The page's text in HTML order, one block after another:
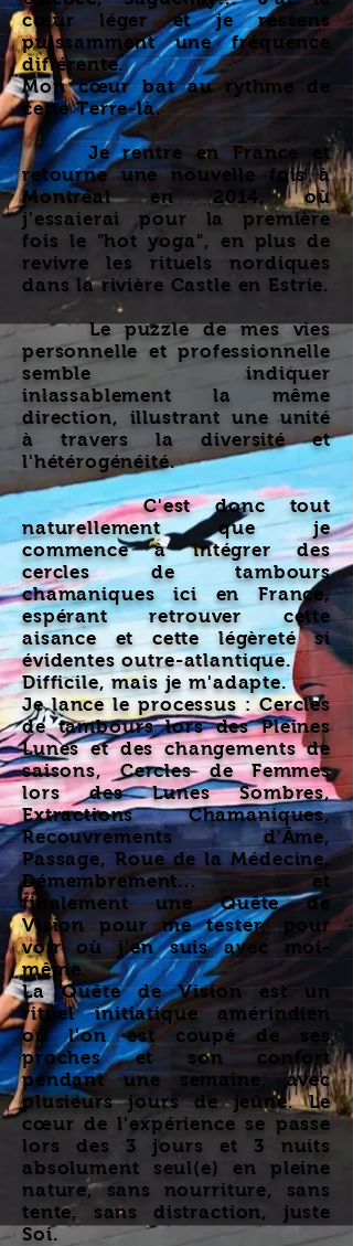
cœur léger et je ressens
puissamment une fréquence
différente.
Mon cœur bat au rythme de
cette Terre-là.
Je rentre en France et
retourne une nouvelle fois à
Montréal en 2014, où
j'essaierai pour la première
fois le "hot yoga", en plus de
revivre les rituels nordiques
dans la rivière Castle en Estrie.
Le puzzle de mes vies
personnelle et professionnelle
semble indiquer
inlassablement la même
direction, illustrant une unité
à travers la diversité et
l'hétérogénéité.
C'est donc tout
naturellement que je
commence à intégrer des
cercles de tambours
chamaniques ici en France,
espérant retrouver cette
aisance et cette légèreté si
évidentes outre-atlantique.
Difficile, mais je m'adapte.
Je lance le processus : Cercles
de tambours lors des Pleines
Lunes et des changements de
saisons, Cercles de Femmes
lors des Lunes Sombres,
Extractions Chamaniques,
Recouvrements d'Âme,
Passage, Roue de la Médecine,
Démembrement... et
finalement une Quête de
Vision pour me tester, pour
voir où j'en suis avec moi-
même.
La Quête de Vision est un
rituel initiatique amérindien
où l'on est coupé de ses
proches et son confort
pendant une semaine, avec
plusieurs jours de jeûne. Le
cœur de l'expérience se passe
lors des 3 jours et 3 nuits
absolument seul(e) en pleine
nature, sans nourriture, sans
tente, sans distraction, juste
Soi.